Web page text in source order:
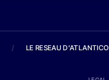
/ LE RESEAU D'ATLANTICO